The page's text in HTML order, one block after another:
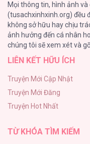
184
Cuộc Sống
140
Đứa Nhỏ Không
Mùa Xuân Hoa
104
Mọi thông tin, hình ảnh
(tusachxinhxinh.org) đều
không sở hữu hay chịu
ảnh hưởng đến cá nhân
chúng tôi sẽ xem xét và
LIÊN KẾT HỮU ÍCH
Truyện Mới Cập Nhật
Truyện Mới Đăng
Truyện Hot Nhất
TỪ KHÓA TÌM KIẾM